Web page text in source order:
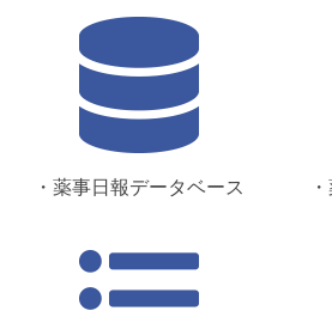
・薬事日報データベース